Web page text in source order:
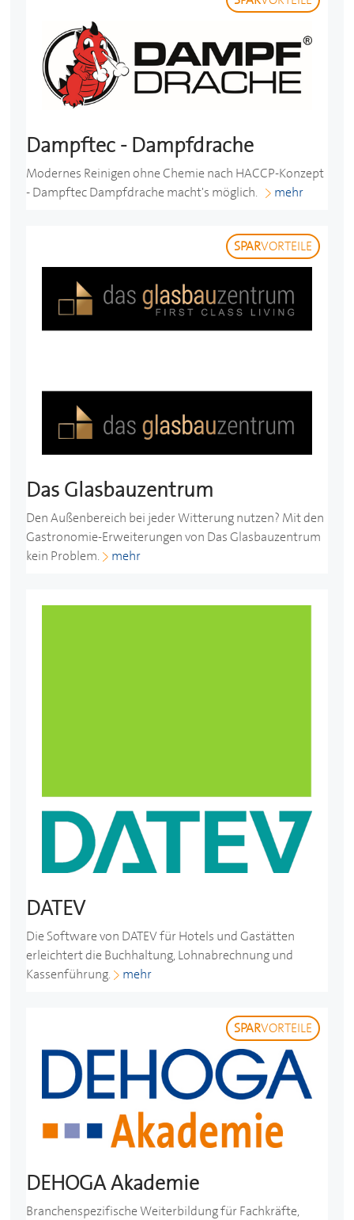
Dampftec - Dampfdrache
Modernes Reinigen ohne Chemie nach HACCP-Konzept
- Dampftec Dampfdrache macht's möglich.
mehr
SPARVORTEILE
Das Glasbauzentrum
Den Außenbereich bei jeder Witterung nutzen? Mit den
Gastronomie-Erweiterungen von Das Glasbauzentrum
kein Problem.
mehr
DATEV
Die Software von DATEV für Hotels und Gastätten
erleichtert die Buchhaltung, Lohnabrechnung und
Kassenführung.
mehr
SPARVORTEILE
DEHOGAAkademie
Branchenspezifische Weiterbildung für Fachkräfte,